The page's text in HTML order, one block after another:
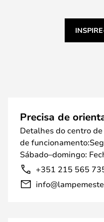
Precisa de
Detalhes do centro
de
Sábado–domingo:
+351 215 565